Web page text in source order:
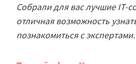
Собрали для вас лучшие IT-
отличная возможность
познакомиться с экспертами.